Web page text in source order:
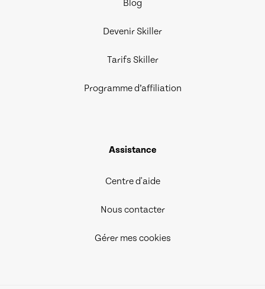
Blog
Devenir Skiller
Tarifs Skiller
Programme d’affiliation
Assistance
Centre d'aide
Nous contacter
Gérer mes cookies